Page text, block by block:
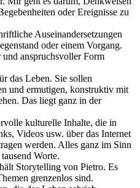
oder Ereignisse zu
Auseinandersetzungen
oder einem Vorgang.
anspruchsvoller Form
das Leben. Sie sollen
und ermutigen, konstruktiv mit
Das liegt ganz in der
kulturelle Inhalte, die in
Videos usw. über das Internet
werden. Alles ganz im Sinn
Worte.
Storytelling von Pietro. Es
grenzenlos sind.